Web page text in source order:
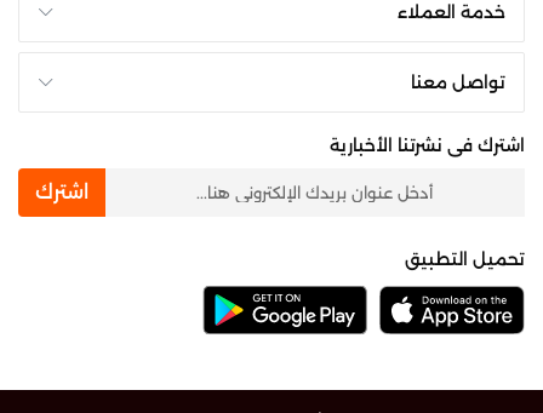
خدمة العملاء
تواصل معنا
اشترك فى نشرتنا الأخبارية
اشترك
تحميل التطبيق